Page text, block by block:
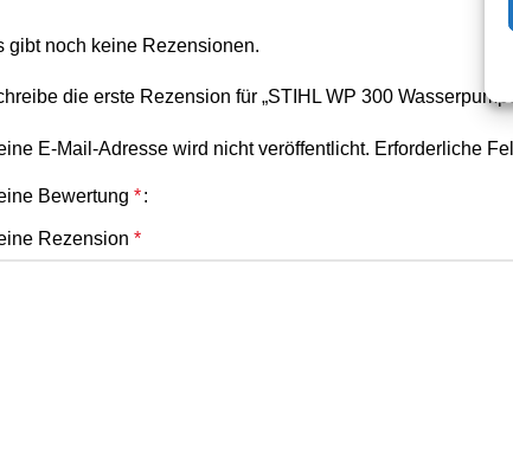
gibt noch keine Rezensionen.
die erste Rezension für „STIHL WP 300
E-Mail-Adresse wird nicht veröffentlicht. Erforderliche
Bewertung *
Rezension *